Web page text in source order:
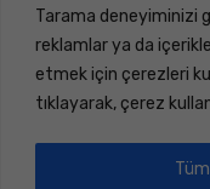
Tarama deneyiminizi
reklamlar ya da
etmek için çerezleri
tıklayarak, çerez